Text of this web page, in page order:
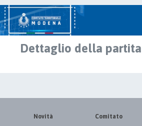
Dettaglio della partita
Novità Comitato